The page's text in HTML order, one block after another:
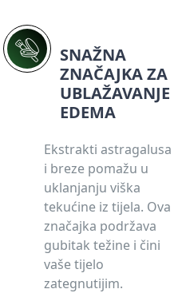
SNAŽNA
ZNAČAJKA ZA
UBLAŽAVANJE
EDEMA
Ekstrakti astragalusa
i breze pomažu u
uklanjanju viška
tekućine iz tijela. Ova
značajka podržava
gubitak težine i čini
vaše tijelo
zategnutijim.